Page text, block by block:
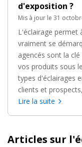
d'exposition ?
Mis à jour le 31
L'éclairage permet
vraiment se
agencés sont la
vos produits sous
types d'éclairages
clients et
image de marque...
Lire la suite
Articles sur